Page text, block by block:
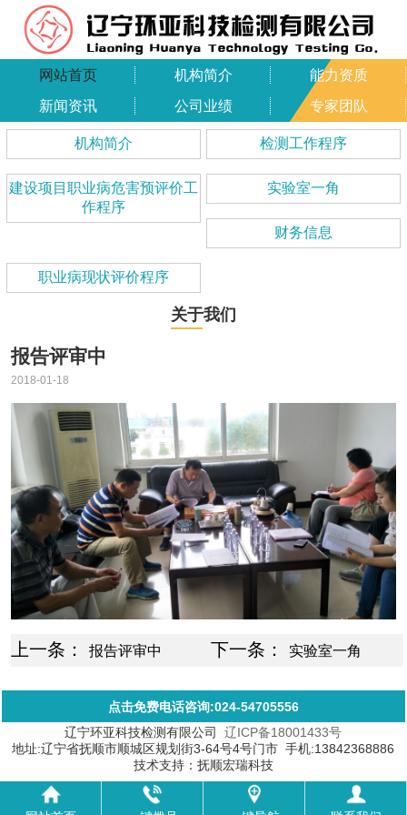
网站首页 机构简介
能力资质
新闻资讯
公司业绩 专家团队
机构简介 检测工作程序
建设项目职业病危害预评价工
作程序
实验室一角
财务信息
职业病现状评价程序
关于我们
报告评审中
2018-01-18
上一条：报告评审中 下一条： 实验室一角
点击免费电话咨询:024-54705556
辽宁环亚科技检测有限公司辽ICP备18001433号
地址:辽宁省抚顺市顺城区规划街3-64号4号门市 手机:13842368886
技术支持：抚顺宏瑞科技